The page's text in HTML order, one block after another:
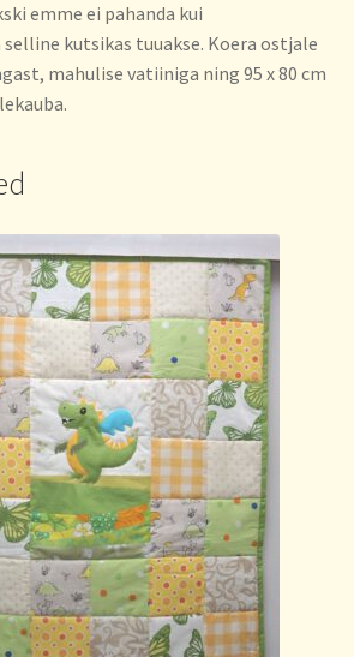
emme ei pahanda kui
kutsikas tuuakse. Koera ostjale
mahulise vatiiniga ning 95 x 80 cm